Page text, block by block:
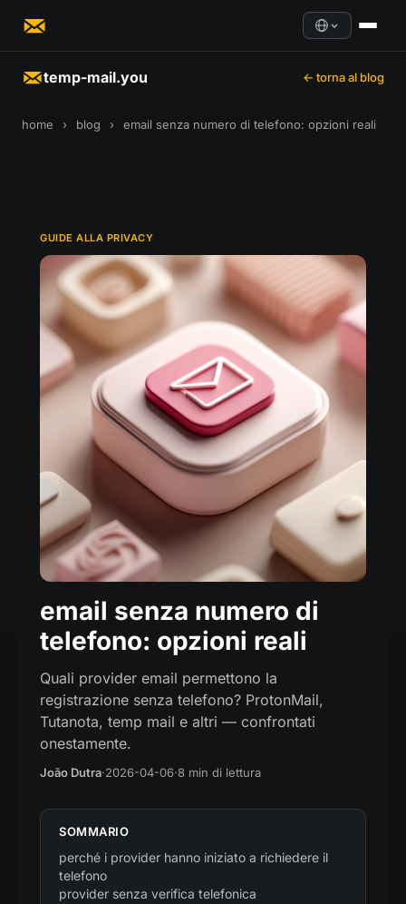
temp-mail.you ← torna al blog
home › blog › email senza numero di telefono: opzioni reali
GUIDE ALLA PRIVACY
email senza numero di
telefono: opzioni reali
Quali provider email permettono la
registrazione senza telefono? ProtonMail,
Tutanota, temp mail e altri — confrontati
onestamente.
João Dutra·2026-04-06·8 min di lettura
SOMMARIO
perché i provider hanno iniziato a richiedere il
telefono
provider senza verifica telefonica